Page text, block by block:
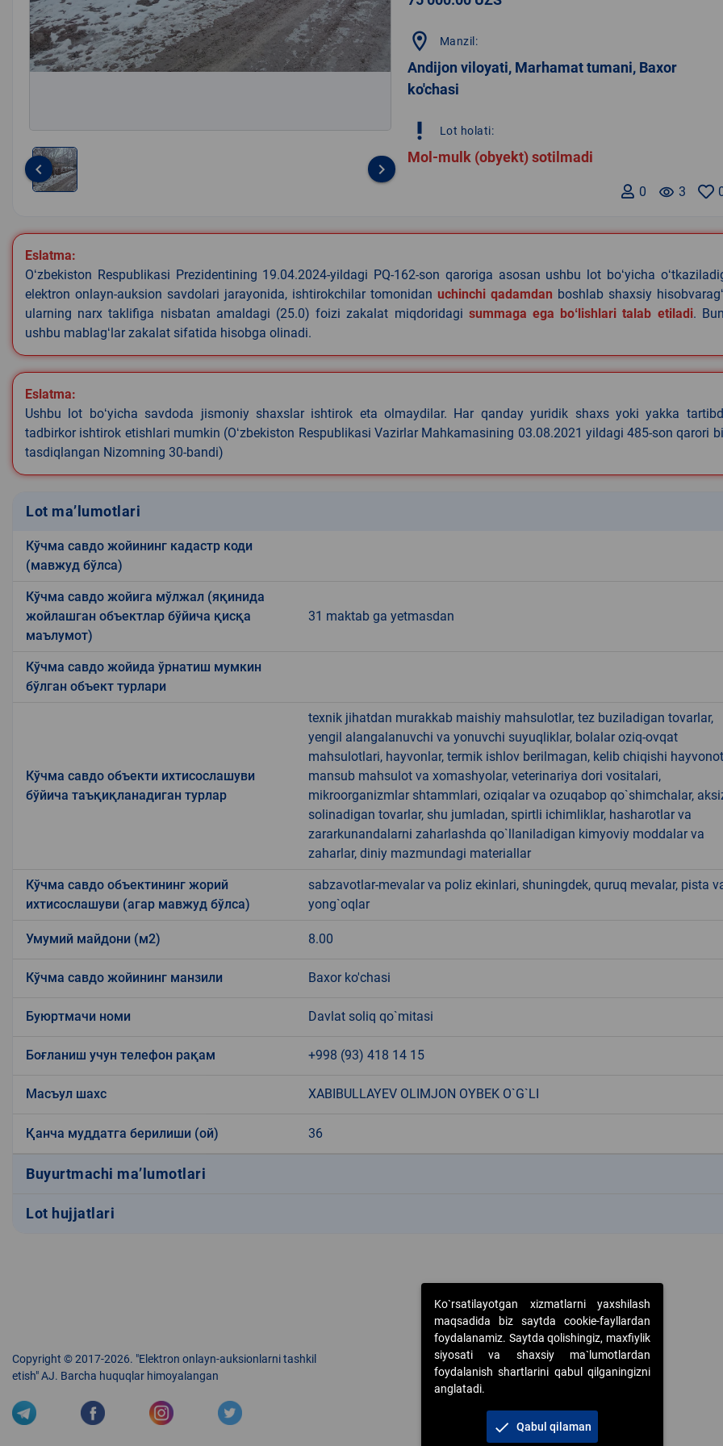
of
1
keyboard_arrow_left keyboard_arrow_right
location_on Manzil:
Andijon viloyati, Marhamat tumani, Baxor
ko'chasi
priority_high Lot holati:
Mol-mulk (obyekt) sotilmadi
remove_red_eye 3
0
Eslatma:
Oʻzbekiston Respublikasi Prezidentining 19.04.2024-yildagi PQ-162-son qaroriga asosan ushbu lot boʻyicha
elektron onlayn-auksion savdolari jarayonida, ishtirokchilar tomonidan uchinchi qadamdan boshlab shaxsiy
ularning narx taklifiga nisbatan amaldagi (25.0) foizi zakalat miqdoridagi summaga ega boʻlishlari talab etiladi.
ushbu mablagʻlar zakalat sifatida hisobga olinadi.
Eslatma:
Ushbu lot boʻyicha savdoda jismoniy shaxslar ishtirok eta olmaydilar. Har qanday yuridik shaxs yoki yakka
tadbirkor ishtirok etishlari mumkin (Oʻzbekiston Respublikasi Vazirlar Mahkamasining 03.08.2021 yildagi 485-son qarori
tasdiqlangan Nizomning 30-bandi)
Lot ma’lumotlari
Кўчма савдо жойининг кадастр коди
(мавжуд бўлса)
Кўчма савдо жойига мўлжал (яқинида
жойлашган объектлар бўйича қисқа
маълумот)
31 maktab ga yetmasdan
Кўчма савдо жойида ўрнатиш мумкин
бўлган объект турлари
Кўчма савдо объекти ихтисослашуви
бўйича таъқиқланадиган турлар
texnik jihatdan murakkab maishiy mahsulotlar, tez buziladigan tovarlar,
yengil alangalanuvchi va yonuvchi suyuqliklar, bolalar oziq-ovqat
mahsulotlari, hayvonlar, termik ishlov berilmagan, kelib chiqishi
mansub mahsulot va xomashyolar, veterinariya dori vositalari,
mikroorganizmlar shtammlari, oziqalar va ozuqabop qo`shimchalar,
solinadigan tovarlar, shu jumladan, spirtli ichimliklar, hasharotlar va
zararkunandalarni zaharlashda qo`llaniladigan kimyoviy moddalar va
zaharlar, diniy mazmundagi materiallar
Кўчма савдо объектининг жорий
ихтисослашуви (агар мавжуд бўлса)
sabzavotlar-mevalar va poliz ekinlari, shuningdek, quruq mevalar, pista
yong`oqlar
Умумий майдони (м2) 8.00
Кўчма савдо жойининг манзили Baxor ko'chasi
Буюртмачи номи Davlat soliq qo`mitasi
Боғланиш учун телефон рақам +998 (93) 418 14 15
Масъул шахс XABIBULLAYEV OLIMJON OYBEK O`G`LI
Қанча муддатга берилиши (ой) 36
Buyurtmachi ma’lumotlari
Lot hujjatlari
Copyright © 2017-2026. "Elektron onlayn-auksionlarni tashkil
etish" AJ. Barcha huquqlar himoyalangan
Ko`rsatilayotgan xizmatlarni yaxshilash
maqsadida biz saytda cookie-fayllardan
foydalanamiz. Saytda qolishingiz, maxfiylik
siyosati va shaxsiy ma`lumotlardan
foydalanish shartlarini qabul qilganingizni
anglatadi.
check Qabul qilaman